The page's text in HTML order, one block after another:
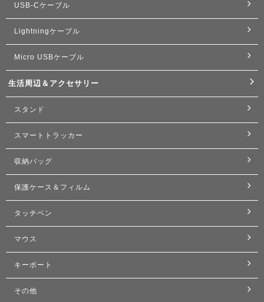
USB-Cケーブル
Lightningケーブル
Micro USBケーブル
生活周辺＆アクセサリー
スタンド
スマートトラッカー
収納バッグ
保護ケース＆フィルム
タッチペン
マウス
キーボート
その他